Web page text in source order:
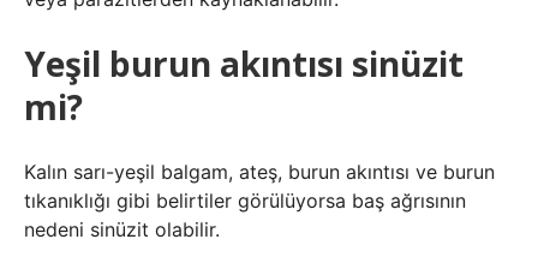
Yeşil burun akıntısı sinüzit
mi?
Kalın sarı-yeşil balgam, ateş, burun akıntısı ve burun
tıkanıklığı gibi belirtiler görülüyorsa baş ağrısının
nedeni sinüzit olabilir.